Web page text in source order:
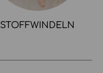
STOFFWINDELN